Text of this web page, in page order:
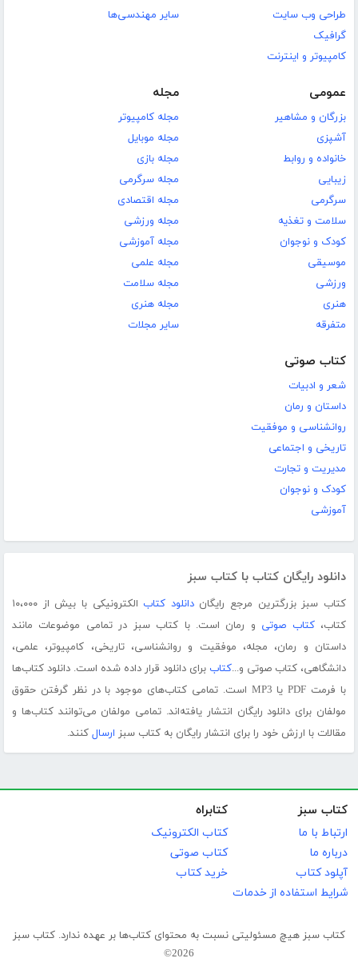
طراحی وب سایت
گرافیک
کامپیوتر و اینترنت
سایر مهندسی‌ها
عمومی
بزرگان و مشاهیر
آشپزی
خانواده و روابط
زیبایی
سرگرمی
سلامت و تغذیه
کودک و نوجوان
موسیقی
ورزشی
هنری
متفرقه
مجله
مجله کامپیوتر
مجله موبایل
مجله بازی
مجله سرگرمی
مجله اقتصادی
مجله ورزشی
مجله آموزشی
مجله علمی
مجله سلامت
مجله هنری
سایر مجلات
کتاب صوتی
شعر و ادبیات
داستان و رمان
روانشناسی و موفقیت
تاریخی و اجتماعی
مدیریت و تجارت
کودک و نوجوان
آموزشی
دانلود رایگان کتاب با کتاب سبز
کتاب سبز بزرگترین مرجع رایگاندانلود کتاب
الکترونیکی با بیش از ۱۰،۰۰۰
کتاب،کتاب صوتی و رمان است. با کتاب سبز در تمامی موضوعات مانند
داستان و رمان، مجله، موفقیت و روانشناسی، تاریخی، کامپیوتر، علمی،
دانشگاهی، کتاب صوتی و...کتاب برای دانلود قرار داده شده است. دانلود کتاب‌ها
با فرمت PDF یا MP3 است. تمامی کتاب‌های موجود با در نظر گرفتن حقوق
مولفان برای دانلود رایگان انتشار یافته‌اند. تمامی مولفان می‌توانند کتاب‌ها و
مقالات با ارزش خود را برای انتشار رایگان به کتاب سبز ارسال کنند.
کتاب سبز
ارتباط با ما
درباره ما
آپلود کتاب
شرایط استفاده از خدمات
کتابراه
کتاب الکترونیک
کتاب صوتی
خرید کتاب
کتاب سبز هیچ مسئولیتی نسبت به محتوای کتاب‌ها بر عهده ندارد. کتاب سبز
2026©